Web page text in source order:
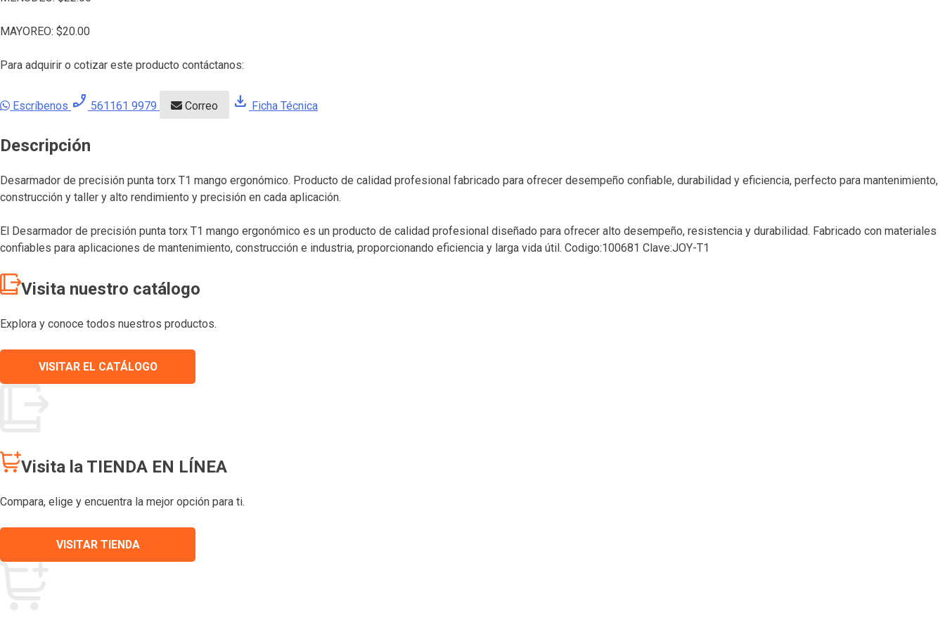
MAYOREO: $20.00
Para adquirir o cotizar este producto contáctanos:
Escríbenos phone_enabled 561161 9979 Correo download Ficha Técnica
Descripción
Desarmador de precisión punta torx T1 mango ergonómico. Producto de calidad profesional fabricado para ofrecer desempeño confiable, durabilidad y eficiencia, perfecto para mantenimiento,
construcción y taller y alto rendimiento y precisión en cada aplicación.
El Desarmador de precisión punta torx T1 mango ergonómico es un producto de calidad profesional diseñado para ofrecer alto desempeño, resistencia y durabilidad. Fabricado con materiales
confiables para aplicaciones de mantenimiento, construcción e industria, proporcionando eficiencia y larga vida útil. Codigo:100681 Clave:JOY-T1
Visita nuestro catálogo
Explora y conoce todos nuestros productos.
VISITAR EL CATÁLOGO
Visita la TIENDA EN LÍNEA
Compara, elige y encuentra la mejor opción para ti.
VISITAR TIENDA